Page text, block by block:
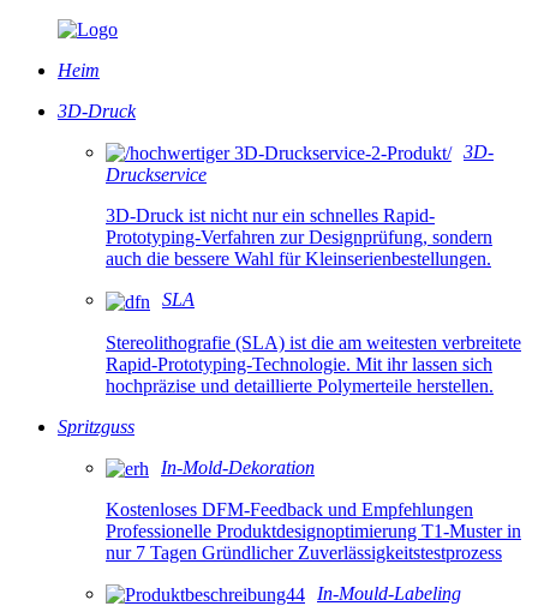
Heim
3D-Druck
3D-
Druckservice
3D-Druck ist nicht nur ein schnelles Rapid-
Prototyping-Verfahren zur Designprüfung, sondern
auch die bessere Wahl für Kleinserienbestellungen.
SLA
Stereolithografie (SLA) ist die am weitesten verbreitete
Rapid-Prototyping-Technologie. Mit ihr lassen sich
hochpräzise und detaillierte Polymerteile herstellen.
Spritzguss
In-Mold-Dekoration
Kostenloses DFM-Feedback und Empfehlungen
Professionelle Produktdesignoptimierung T1-Muster in
nur 7 Tagen Gründlicher Zuverlässigkeitstestprozess
In-Mould-Labeling